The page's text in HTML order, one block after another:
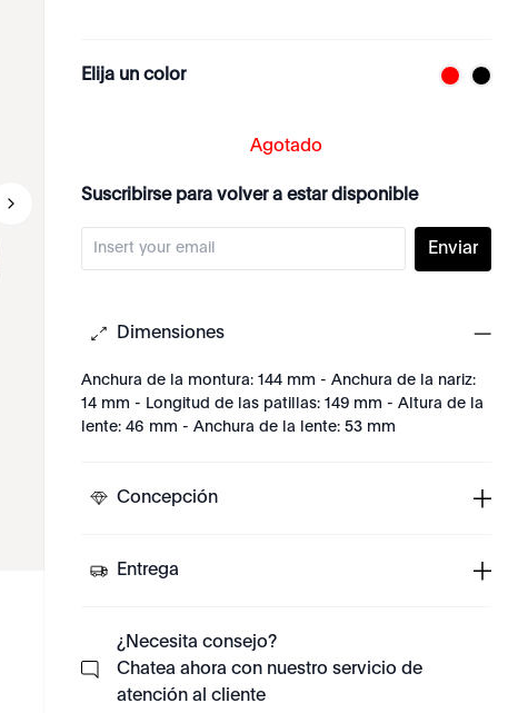
Elija un color
Agotado
Suscribirse para volver a estar disponible
Enviar
Dimensiones
Anchura de la montura: 144 mm - Anchura de la nariz:
14 mm - Longitud de las patillas: 149 mm - Altura de la
lente: 46 mm - Anchura de la lente: 53 mm
Concepción
Entrega
¿Necesita consejo?
Chatea ahora con nuestro servicio de
atención al cliente